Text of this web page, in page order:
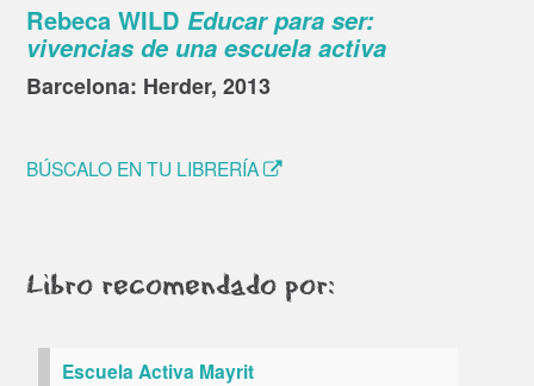
Rebeca WILD Educar para ser:
vivencias de una escuela activa
Barcelona: Herder, 2013
BÚSCALO EN TU LIBRERÍA
Libro recomendado por:
Escuela Activa Mayrit